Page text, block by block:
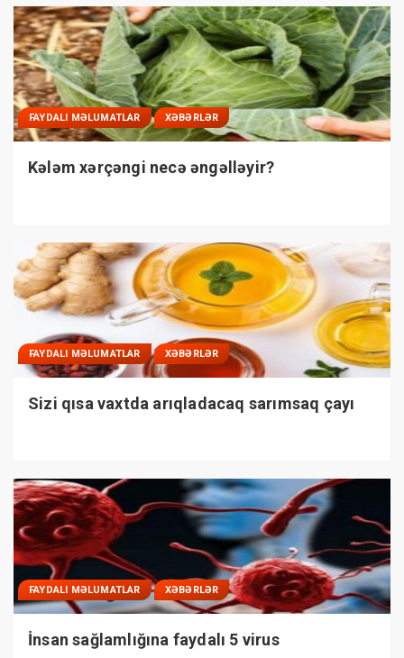
FAYDALI MƏLUMATLAR XƏBƏRLƏR
Kələm xərçəngi necə əngəlləyir?
FAYDALI MƏLUMATLAR XƏBƏRLƏR
Sizi qısa vaxtda arıqladacaq sarımsaq çayı
FAYDALI MƏLUMATLAR XƏBƏRLƏR
İnsan sağlamlığına faydalı 5 virus